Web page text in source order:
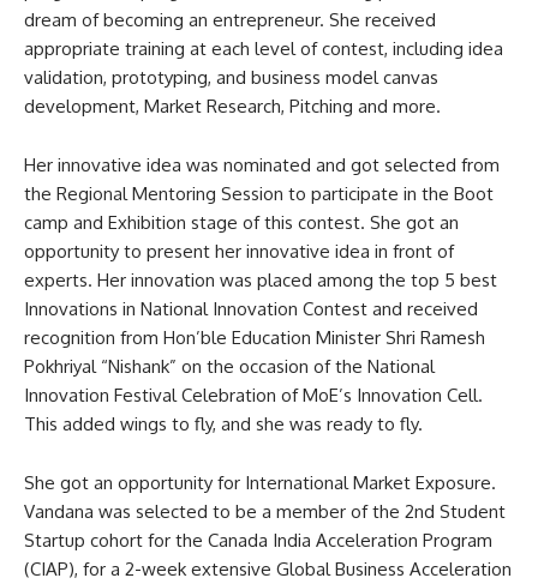
dream of becoming an entrepreneur. She received
appropriate training at each level of contest, including idea
validation, prototyping, and business model canvas
development, Market Research, Pitching and more.
Her innovative idea was nominated and got selected from
the Regional Mentoring Session to participate in the Boot
camp and Exhibition stage of this contest. She got an
opportunity to present her innovative idea in front of
experts. Her innovation was placed among the top 5 best
Innovations in National Innovation Contest and received
recognition from Hon’ble Education Minister Shri Ramesh
Pokhriyal “Nishank” on the occasion of the National
Innovation Festival Celebration of MoE’s Innovation Cell.
This added wings to fly, and she was ready to fly.
She got an opportunity for International Market Exposure.
Vandana was selected to be a member of the 2nd Student
Startup cohort for the Canada India Acceleration Program
(CIAP), for a 2-week extensive Global Business Acceleration